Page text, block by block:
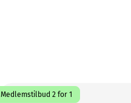
Medlemstilbud 2 for 1